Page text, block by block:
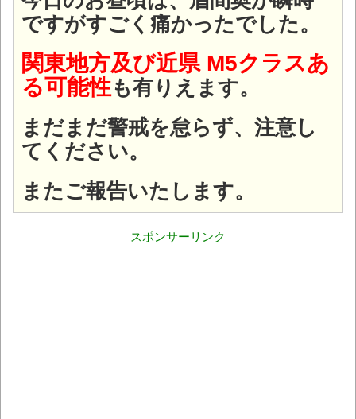
ですがすごく痛かったでした。
関東地方及び近県 M5クラスあ
る可能性も有りえます。
まだまだ警戒を怠らず、注意し
てください。
またご報告いたします。
スポンサーリンク